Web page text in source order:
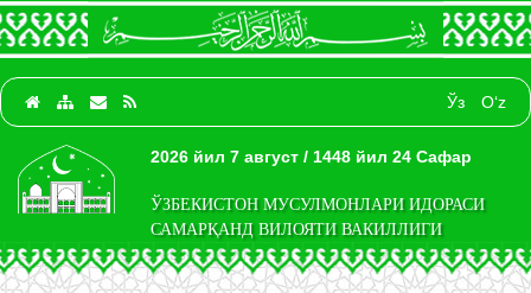
Ўз O‘z
2026 йил 7 август / 1448 йил 24 Сафар
ЎЗБЕКИСТОН МУСУЛМОНЛАРИ ИДОРАСИ
САМАРҚАНД ВИЛОЯТИ ВАКИЛЛИГИ